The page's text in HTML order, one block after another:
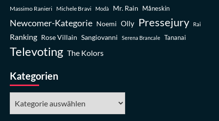
Massimo Ranieri Michele Bravi Modà Mr. Rain Måneskin
Newcomer-Kategorie Noemi Olly Pressejury Rai
Ranking Rose Villain Sangiovanni Serena Brancale Tananai
Televoting The Kolors
Kategorien